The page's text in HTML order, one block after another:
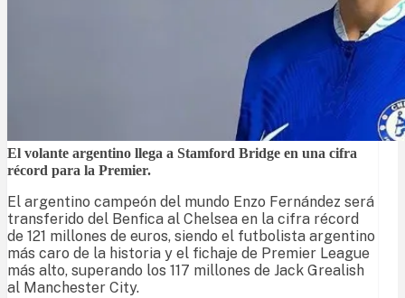
El volante argentino llega a Stamford Bridge en una cifra
récord para la Premier.
El argentino campeón del mundo Enzo Fernández será
transferido del Benfica al Chelsea en la cifra récord
de 121 millones de euros, siendo el futbolista argentino
más caro de la historia y el fichaje de Premier League
más alto, superando los 117 millones de Jack Grealish
al Manchester City.